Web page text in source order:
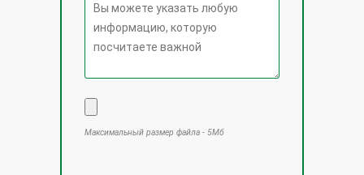
Максимальный размер файла - 5Мб